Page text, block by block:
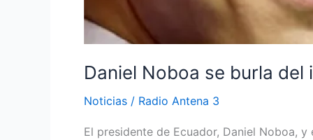
Daniel Noboa se burla del
Noticias / Radio Antena 3
El presidente de Ecuador, Daniel Noboa,